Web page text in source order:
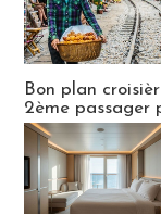
Bon plan
2ème passager